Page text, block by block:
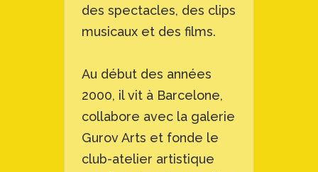
des spectacles, des clips
musicaux et des films.
Au début des années
2000, il vit à Barcelone,
collabore avec la galerie
Gurov Arts et fonde le
club-atelier artistique